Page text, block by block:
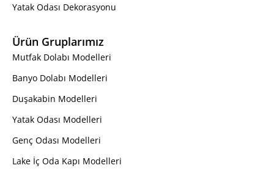
Yatak Odası Dekorasyonu
Ürün Gruplarımız
Mutfak Dolabı Modelleri
Banyo Dolabı Modelleri
Duşakabin Modelleri
Yatak Odası Modelleri
Genç Odası Modelleri
Lake İç Oda Kapı Modelleri